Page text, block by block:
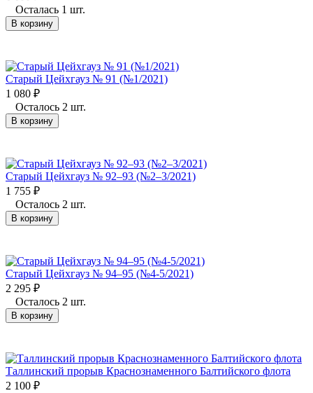
Осталась 1 шт.
В корзину
Старый Цейхгауз № 91 (№1/2021)
1 080 ₽
Осталось 2 шт.
В корзину
Старый Цейхгауз № 92–93 (№2–3/2021)
1 755 ₽
Осталось 2 шт.
В корзину
Старый Цейхгауз № 94–95 (№4-5/2021)
2 295 ₽
Осталось 2 шт.
В корзину
Таллинский прорыв Краснознаменного Балтийского флота
2 100 ₽